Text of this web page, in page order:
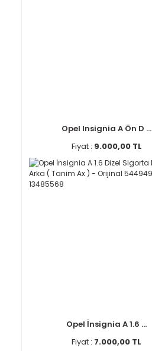
Opel Insignia A Ön D ...
Fiyat : 9.000,00 TL
Opel İnsignia A 1.6 ...
Fiyat : 7.000,00 TL